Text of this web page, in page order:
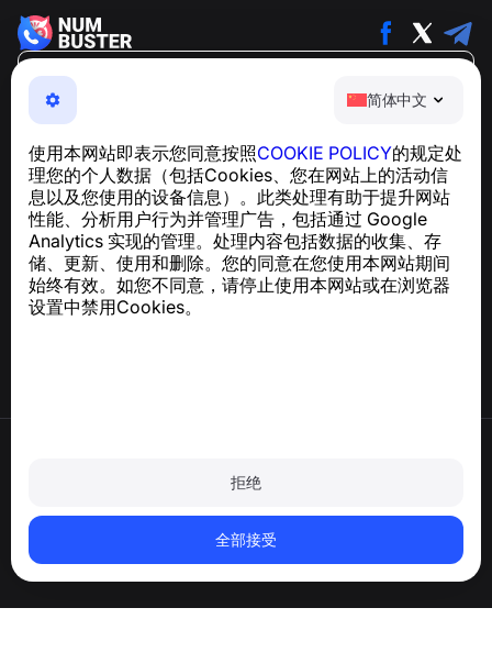
简体中文
使用本网站即表示您同意按照COOKIE POLICY的规定处
理您的个人数据（包括Cookies、您在网站上的活动信
息以及您使用的设备信息）。此类处理有助于提升网站
性能、分析用户行为并管理广告，包括通过 Google
Analytics 实现的管理。处理内容包括数据的收集、存
储、更新、使用和删除。您的同意在您使用本网站期间
始终有效。如您不同意，请停止使用本网站或在浏览器
设置中禁用Cookies。
拒绝
全部接受
NumBuster © 2013—2026 ·
support@numbuster.com
和骚扰短信的侵害
关于 GDPR 合规的咨询：support@numbuster.com
帮助中心
新闻与文章
关于项目
联系方式
删除账户和个人数据